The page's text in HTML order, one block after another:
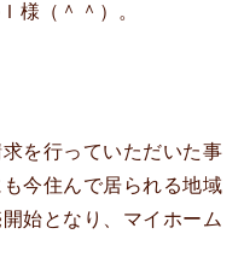
様（＾＾）。
を行っていただいた事
今住んで居られる地域
始となり、マイホーム